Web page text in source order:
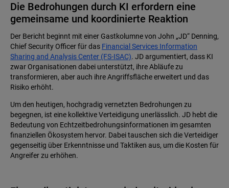
Die Bedrohungen durch KI erfordern eine
gemeinsame und koordinierte Reaktion
Der Bericht beginnt mit einer Gastkolumne von John „JD“ Denning,
Chief Security Officer für das Financial Services Information
Sharing and Analysis Center (FS-ISAC). JD argumentiert, dass KI
zwar Organisationen dabei unterstützt, ihre Abläufe zu
transformieren, aber auch ihre Angriffsfläche erweitert und das
Risiko erhöht.
Um den heutigen, hochgradig vernetzten Bedrohungen zu
begegnen, ist eine kollektive Verteidigung unerlässlich. JD hebt die
Bedeutung von Echtzeitbedrohungsinformationen im gesamten
finanziellen Ökosystem hervor. Dabei tauschen sich die Verteidiger
gegenseitig über Erkenntnisse und Taktiken aus, um die Kosten für
Angreifer zu erhöhen.